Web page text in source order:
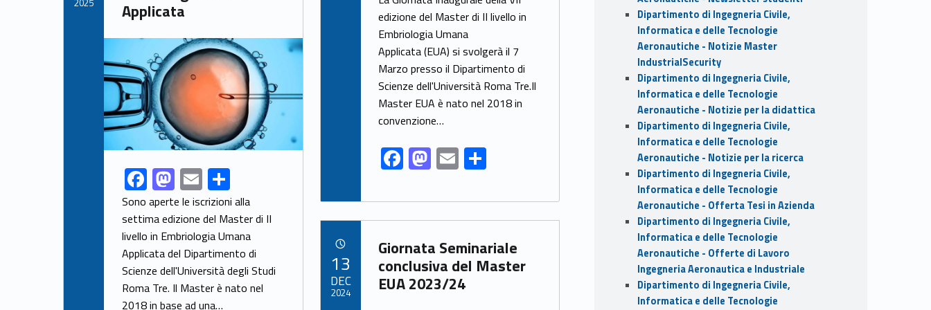
e
b
o
o
k
to
d
o
n
ai
l
ar
e
edizione del Master di II livello in
Embriologia Umana
Applicata (EUA) si svolgerà il 7
Marzo presso il Dipartimento di
Scienze dell'Università Roma Tre.Il
Master EUA è nato nel 2018 in
convenzione…
F
ac
e
b
o
o
k
M
as
to
d
o
n
E
m
ai
l
ar
e
Applicata
Link identifier archive #link-archive-thumb-soap-2806
Link identifier share facebook archive #share-link-archive-42171F
ac
e
b
o
o
M
as
to
d
o
n
E
m
ai
l
S
h
ar
e
Sono aperte le iscrizioni alla
settima edizione del Master di II
livello in Embriologia Umana
Applicata del Dipartimento di
Scienze dell'Università degli Studi
Roma Tre. Il Master è nato nel
2018 in base ad una…
Link identifier archive #link-archive-61627
Giornata Seminariale
conclusiva del Master
EUA 2023/24
13
DEC
2024
Dipartimento di Ingegneria Civile,
Informatica e delle Tecnologie
Aeronautiche - Notizie Master
IndustrialSecurity
Dipartimento di Ingegneria Civile,
Informatica e delle Tecnologie
Aeronautiche - Notizie per la didattica
Dipartimento di Ingegneria Civile,
Informatica e delle Tecnologie
Aeronautiche - Notizie per la ricerca
Dipartimento di Ingegneria Civile,
Informatica e delle Tecnologie
Aeronautiche - Offerta Tesi in Azienda
Dipartimento di Ingegneria Civile,
Informatica e delle Tecnologie
Aeronautiche - Offerte di Lavoro
Ingegneria Aeronautica e Industriale
Dipartimento di Ingegneria Civile,
Informatica e delle Tecnologie